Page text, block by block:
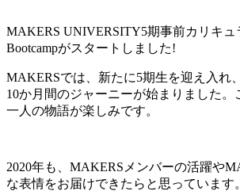
MAKERS UNIVERSITY5期事前カリキュ
Bootcampがスタートしました!
MAKERSでは、新たに5期生を迎え入れ
10か月間のジャーニーが始まりました。
一人の物語が楽しみです。
2020年も、MAKERSメンバーの活躍や
な表情をお届けできたらと思っています。